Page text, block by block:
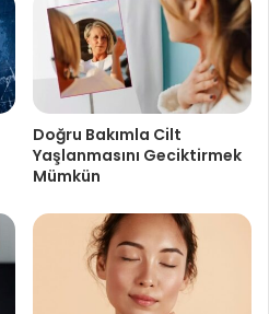
Doğru Bakımla Cilt
Yaşlanmasını Geciktirmek
Mümkün